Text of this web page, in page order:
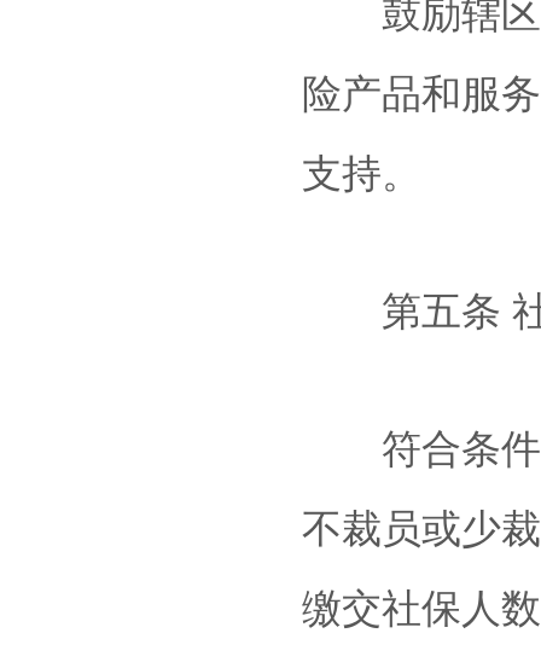
险产品和服
支持。
第五条 社
符合条件
不裁员或少
缴交社保人